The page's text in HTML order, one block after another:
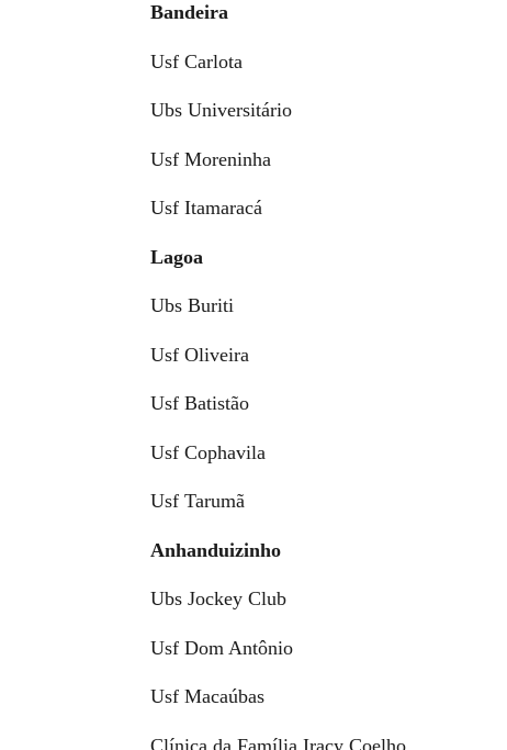
Bandeira
Usf Carlota
Ubs Universitário
Usf Moreninha
Usf Itamaracá
Lagoa
Ubs Buriti
Usf Oliveira
Usf Batistão
Usf Cophavila
Usf Tarumã
Anhanduizinho
Ubs Jockey Club
Usf Dom Antônio
Usf Macaúbas
Clínica da Família Iracy Coelho